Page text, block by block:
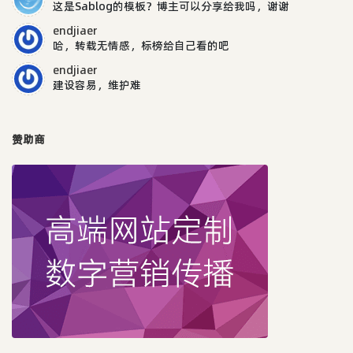
这是Sablog的模板？博主可以分享给我吗，谢谢
endjiaer
哈，转载无情感，标榜给自己看的吧
endjiaer
建设容易，维护难
赞助商